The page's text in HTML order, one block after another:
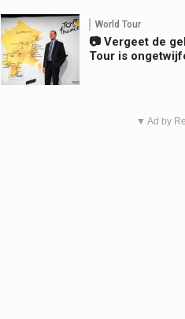
World Tour
📷 Vergeet de
Tour is
▼ Ad by